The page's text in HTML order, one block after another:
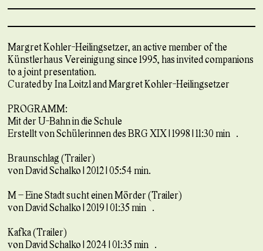
Margret Kohler-Heilingsetzer, an active member of the
Künstlerhaus Vereinigung since 1995, has invited companions
to a joint presentation.
Curated by Ina Loitzl and Margret Kohler-Heilingsetzer
PROGRAMM:
Mit der U-Bahn in die Schule
Erstellt von Schülerinnen des BRG XIX | 1998 | 11:30 min .
Braunschlag (Trailer)
von David Schalko | 2012 | 05:54 min.
M – Eine Stadt sucht einen Mörder (Trailer)
von David Schalko | 2019 | 01:35 min .
Kafka (Trailer)
von David Schalko | 2024 | 01:35 min .